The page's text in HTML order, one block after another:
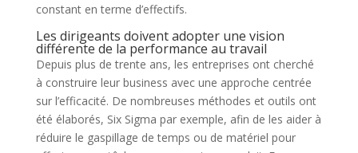
constant en terme d’effectifs.
Les dirigeants doivent adopter une vision
différente de la performance au travail
Depuis plus de trente ans, les entreprises ont cherché
à construire leur business avec une approche centrée
sur l’efficacité. De nombreuses méthodes et outils ont
été élaborés, Six Sigma par exemple, afin de les aider à
réduire le gaspillage de temps ou de matériel pour